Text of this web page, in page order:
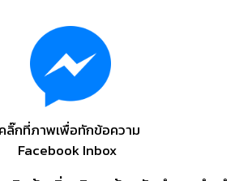
คลิ๊กที่ภาพเพื่อทักข้อความ
Facebook Inbox